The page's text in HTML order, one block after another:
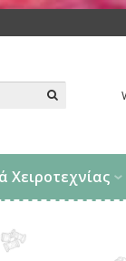
Χειροτεχνίας